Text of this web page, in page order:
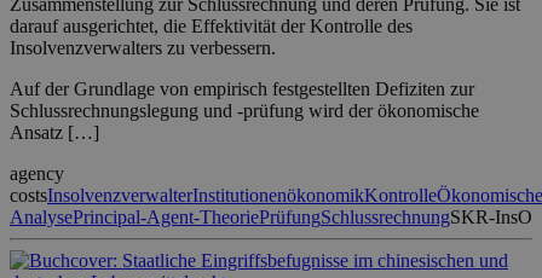
darauf ausgerichtet, die Effektivität der Kontrolle des
Insolvenzverwalters zu verbessern.
Auf der Grundlage von empirisch festgestellten Defiziten zur
Schlussrechnungslegung und -prüfung wird der ökonomische
Ansatz […]
agency
costsInsolvenzverwalterInstitutionenökonomikKontrolleÖkonomische
AnalysePrincipal-Agent-TheoriePrüfungSchlussrechnungSKR-InsO